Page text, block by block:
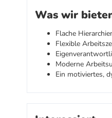
Was wir
Flache
Flexible
Moderne
Ein motiviertes,